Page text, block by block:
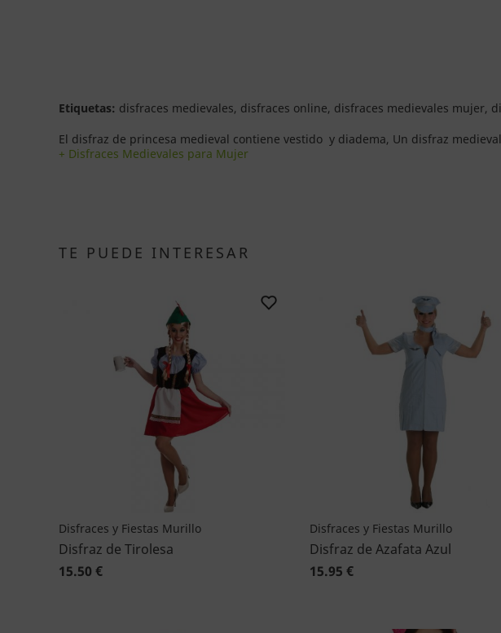
Etiquetas: disfraces medievales, disfraces online, disfraces medievales mujer,
El disfraz de princesa medieval contiene vestido y diadema, Un disfraz
+ Disfraces Medievales para Mujer
TE PUEDE INTERESAR
Disfraces y Fiestas Murillo
Disfraz de Tirolesa
15.50 €
Disfraces y Fiestas Murillo
Disfraz de Azafata Azul
15.95 €